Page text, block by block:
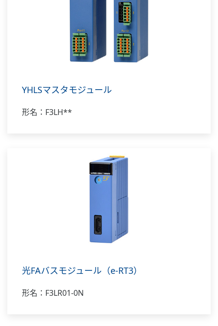
YHLSマスタモジュール
形名：F3LH**
光FAバスモジュール（e-RT3）
形名：F3LR01-0N